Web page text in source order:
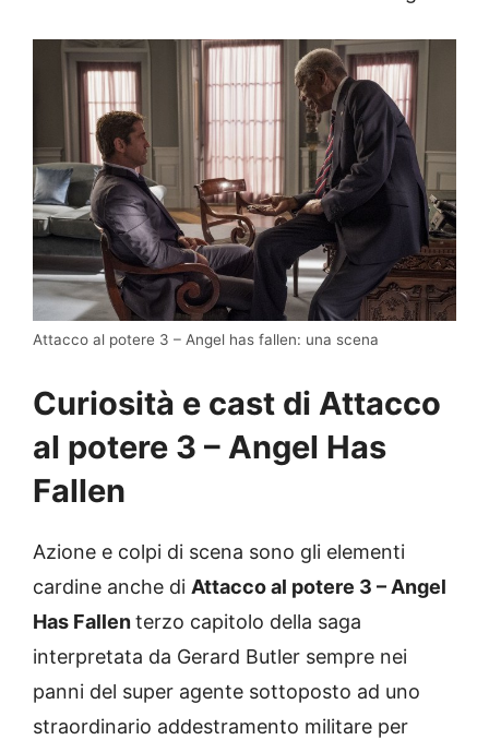
Attacco al potere 3 – Angel has fallen: una scena
Curiosità e cast di Attacco
al potere 3 – Angel Has
Fallen
Azione e colpi di scena sono gli elementi
cardine anche di Attacco al potere 3 – Angel
Has Fallenterzo capitolo della saga
interpretata da Gerard Butler sempre nei
panni del super agente sottoposto ad uno
straordinario addestramento militare per